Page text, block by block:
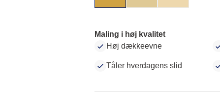
Maling i høj kvalitet
Høj dækkeevne
Tåler hverdagens slid